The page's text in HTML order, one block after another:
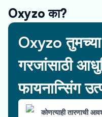
Oxyzo का?
Oxyzo तुमच्या
गरजांसाठी
फायनान्सिंग
कोणत्याही तारणाची